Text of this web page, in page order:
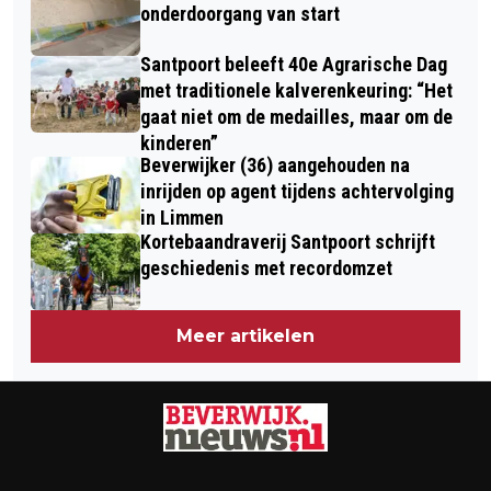
WEEK
onderdoorgang van start
Santpoort beleeft 40e Agrarische Dag
met traditionele kalverenkeuring: “Het
gaat niet om de medailles, maar om de
kinderen”
Beverwijker (36) aangehouden na
inrijden op agent tijdens achtervolging
in Limmen
Kortebaandraverij Santpoort schrijft
geschiedenis met recordomzet
Meer artikelen